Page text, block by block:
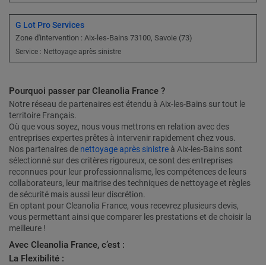
G Lot Pro Services
Zone d'intervention : Aix-les-Bains 73100, Savoie (73)
Service : Nettoyage après sinistre
Pourquoi passer par Cleanolia France ?
Notre réseau de partenaires est étendu à Aix-les-Bains sur tout le
territoire Français.
Où que vous soyez, nous vous mettrons en relation avec des
entreprises expertes prêtes à intervenir rapidement chez vous.
Nos partenaires de nettoyage après sinistre à Aix-les-Bains sont
sélectionné sur des critères rigoureux, ce sont des entreprises
reconnues pour leur professionnalisme, les compétences de leurs
collaborateurs, leur maitrise des techniques de nettoyage et règles
de sécurité mais aussi leur discrétion.
En optant pour Cleanolia France, vous recevrez plusieurs devis,
vous permettant ainsi que comparer les prestations et de choisir la
meilleure !
Avec Cleanolia France, c’est :
La Flexibilité :